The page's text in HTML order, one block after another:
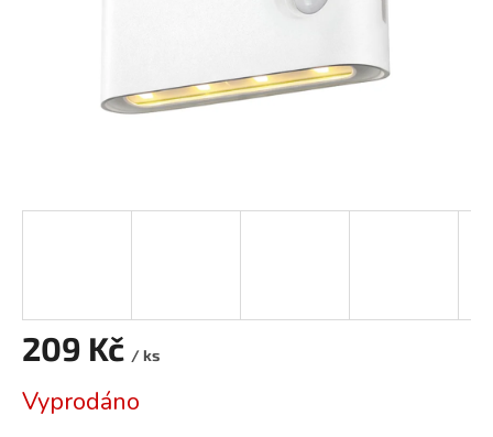
209 Kč / ks
cena:
Vyprodáno